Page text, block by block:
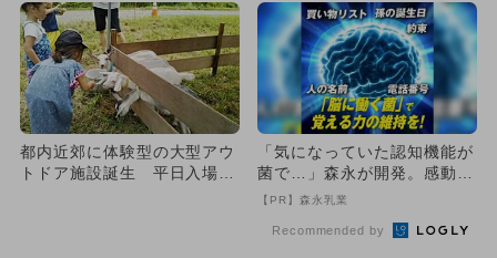
都内近郊に体験型の大型アウ
トドア施設誕生 平日入場無
「気になっていた認知機能が
菌で…」森永が開発。感動の
70代続出
【PR】森永乳業
Recommended by